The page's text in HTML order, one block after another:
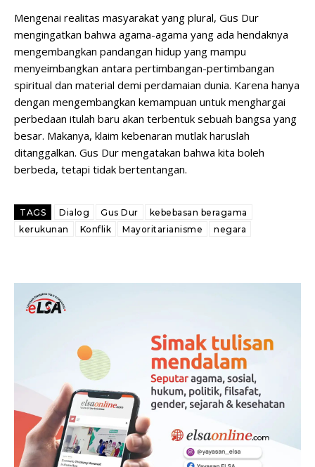
Mengenai realitas masyarakat yang plural, Gus Dur
mengingatkan bahwa agama-agama yang ada hendaknya
mengembangkan pandangan hidup yang mampu
menyeimbangkan antara pertimbangan-pertimbangan
spiritual dan material demi perdamaian dunia. Karena hanya
dengan mengembangkan kemampuan untuk menghargai
perbedaan itulah baru akan terbentuk sebuah bangsa yang
besar. Makanya, klaim kebenaran mutlak haruslah
ditanggalkan. Gus Dur mengatakan bahwa kita boleh
berbeda, tetapi tidak bertentangan.
TAGS Dialog Gus Dur
kebebasan beragama
kerukunan
Konflik Mayoritarianisme negara